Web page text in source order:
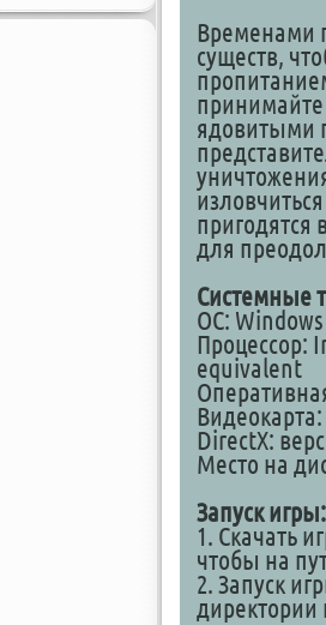
Временами
существ,
принимайте
ядовитыми
для
Системные
ОС: Windows
Процессор:
equivalent
DirectX:
Место на
Запуск игры:
1. Скачать
чтобы на
2. Запуск
директории